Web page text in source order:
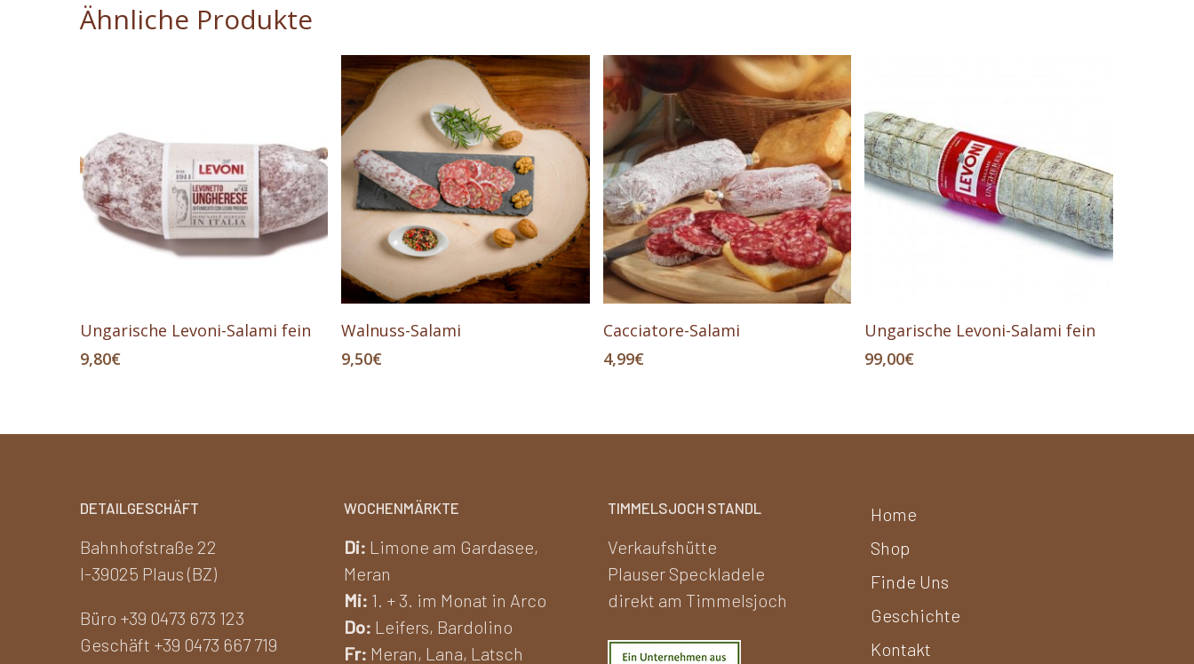
Ähnliche Produkte
In Den Warenkorb
Ungarische Levoni-Salami fein
9,80€
In Den Warenkorb
Walnuss-Salami
9,50€
In Den Warenkorb
Cacciatore-Salami
4,99€
In Den Warenkorb
Ungarische Levoni-Salami fein
99,00€
DETAILGESCHÄFT
Bahnhofstraße 22
I-39025 Plaus (BZ)
Büro +39 0473 673 123
Geschäft +39 0473 667 719
WOCHENMÄRKTE
Di: Limone am Gardasee,
Meran
Mi: 1. + 3. im Monat in Arco
Do: Leifers, Bardolino
Fr: Meran, Lana, Latsch
TIMMELSJOCH STANDL
Verkaufshütte
Plauser Speckladele
direkt am Timmelsjoch
Home
Shop
Finde Uns
Geschichte
Kontakt